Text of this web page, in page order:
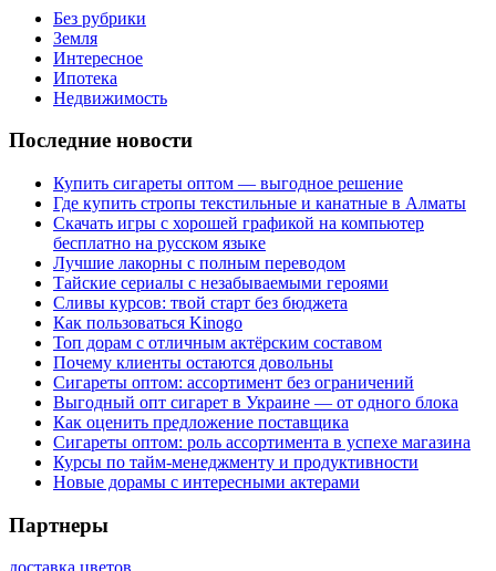
Без рубрики
Земля
Интересное
Ипотека
Недвижимость
Последние новости
Купить сигареты оптом — выгодное решение
Где купить стропы текстильные и канатные в Алматы
Скачать игры с хорошей графикой на компьютер
бесплатно на русском языке
Лучшие лакорны с полным переводом
Тайские сериалы с незабываемыми героями
Сливы курсов: твой старт без бюджета
Как пользоваться Kinogo
Топ дорам с отличным актёрским составом
Почему клиенты остаются довольны
Сигареты оптом: ассортимент без ограничений
Выгодный опт сигарет в Украине — от одного блока
Как оценить предложение поставщика
Сигареты оптом: роль ассортимента в успехе магазина
Курсы по тайм-менеджменту и продуктивности
Новые дорамы с интересными актерами
Партнеры